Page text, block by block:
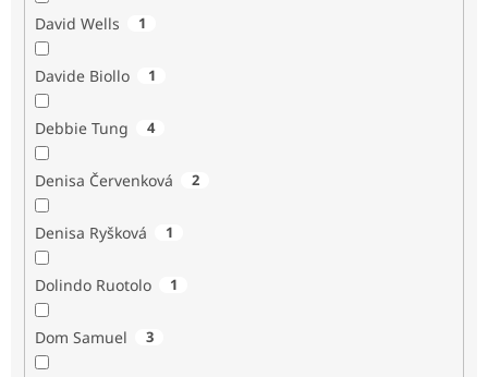
David Wells 1
Davide Biollo 1
Debbie Tung 4
Denisa Červenková 2
Denisa Ryšková 1
Dolindo Ruotolo 1
Dom Samuel 3